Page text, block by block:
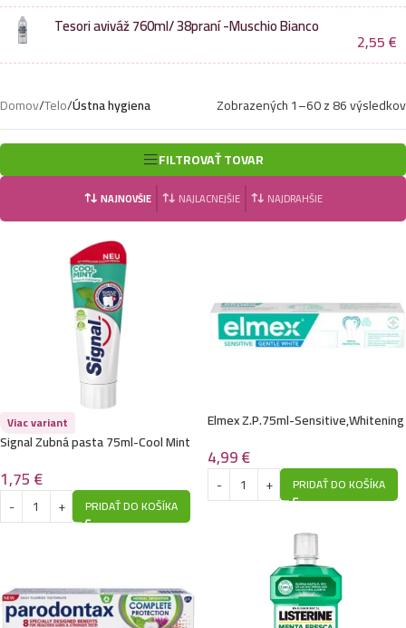
Tesori aviváž 760ml/ 38praní -Muschio Bianco
2,55€
Domov/Telo/Ústna hygiena Zobrazených 1–60 z 86 výsledkov
FILTROVAŤ TOVAR
NAJNOVŠIE NAJLACNEJŠIE NAJDRAHŠIE
Viac variant
Signal Zubná pasta 75ml-Cool Mint
1,75€
PRIDAŤ DO KOŠÍKA
Elmex Z.P.75ml-Sensitive,Whitening
4,99€
PRIDAŤ DO KOŠÍKA